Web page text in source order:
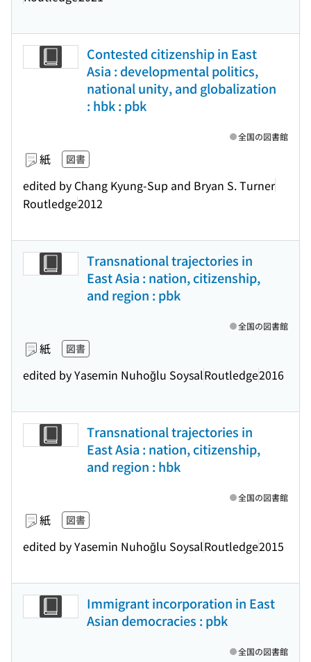
Contested citizenship in East
Asia : developmental politics,
national unity, and globalization
: hbk : pbk
紙 図書
edited by Chang Kyung-Sup and Bryan S. Turner
Routledge2012
全国の図書館
Transnational trajectories in
East Asia : nation, citizenship,
and region : pbk
紙 図書
edited by Yasemin Nuhoğlu SoysalRoutledge2016
全国の図書館
Transnational trajectories in
East Asia : nation, citizenship,
and region : hbk
紙 図書
edited by Yasemin Nuhoğlu SoysalRoutledge2015
全国の図書館
Immigrant incorporation in East
Asian democracies : pbk
全国の図書館